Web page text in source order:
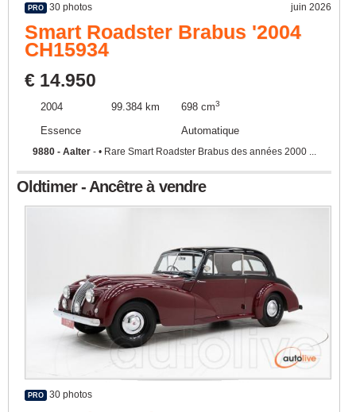
PRO 30 photos juin 2026
Smart Roadster Brabus '2004
CH15934
€ 14.950
2004 99.384 km 698 cm3
Essence Automatique
9880 - Aalter - • Rare Smart Roadster Brabus des années 2000 ...
Oldtimer - Ancêtre à vendre
PRO 30 photos